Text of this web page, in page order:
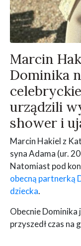
Marcin
Dominika
urządzili
shower i
Marcin Hakiel z
syna Adama (ur.
Natomiast pod
obecną partnerką
dziecka.
Obecnie Dominika
przyszedł czas na